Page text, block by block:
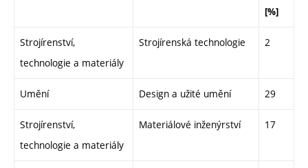
[%]
Strojírenství,
technologie a materiály
Strojírenská technologie 2
Umění Design a užité umění 29
Strojírenství,
technologie a materiály
Materiálové inženýrství 17